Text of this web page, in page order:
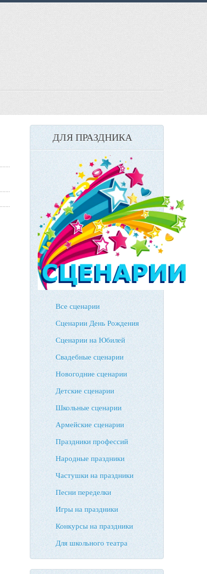
ДЛЯ ПРАЗДНИКА
Все сценарии
Сценарии День Рождения
Сценарии на Юбилей
Свадебные сценарии
Новогодние сценарии
Детские сценарии
Школьные сценарии
Армейские сценарии
Праздники профессий
Народные праздники
Частушки на праздники
Песни переделки
Игры на праздники
Конкурсы на праздники
Для школьного театра